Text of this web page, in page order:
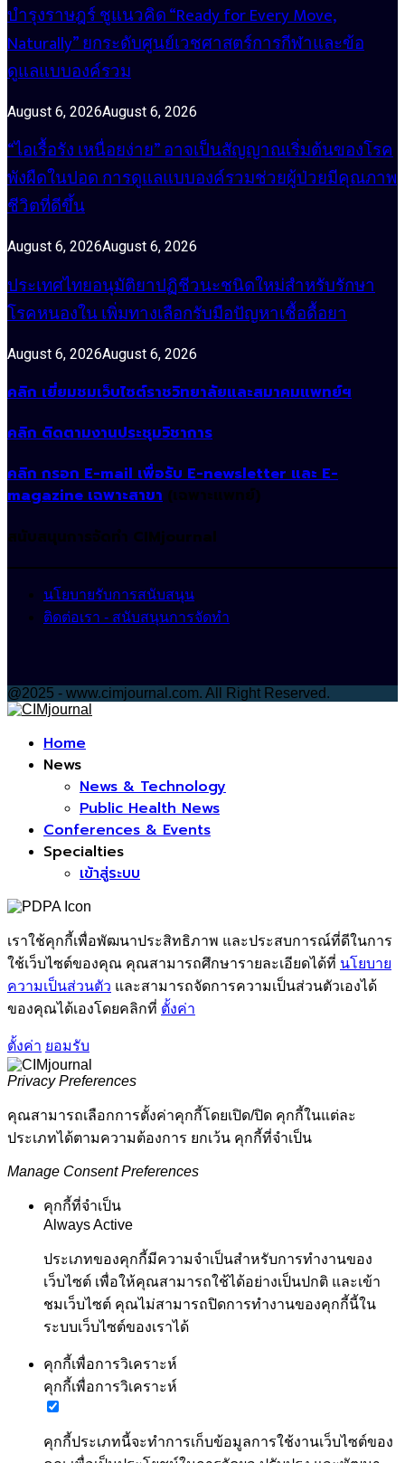
บำรุงราษฎร์ ชูแนวคิด “Ready for Every Move,
Naturally” ยกระดับศูนย์เวชศาสตร์การกีฬาและข้อ
ดูแลแบบองค์รวม
August 6, 2026August 6, 2026
“ไอเรื้อรัง เหนื่อยง่าย” อาจเป็นสัญญาณเริ่มต้นของโรค
พังผืดในปอด การดูแลแบบองค์รวมช่วยผู้ป่วยมีคุณภาพ
ชีวิตที่ดีขึ้น
August 6, 2026August 6, 2026
ประเทศไทยอนุมัติยาปฏิชีวนะชนิดใหม่สำหรับรักษา
โรคหนองใน เพิ่มทางเลือกรับมือปัญหาเชื้อดื้อยา
August 6, 2026August 6, 2026
คลิก เยี่ยมชมเว็บไซต์ราชวิทยาลัยและสมาคมแพทย์ฯ
คลิก ติดตามงานประชุมวิชาการ
คลิก กรอก E-mail เพื่อรับ E-newsletter และ E-
magazine เฉพาะสาขา (เฉพาะแพทย์)
สนับสนุนการจัดทำ CIMjournal
นโยบายรับการสนับสนุน
ติดต่อเรา - สนับสนุนการจัดทำ
@2025 - www.cimjournal.com. All Right Reserved.
Home
News
News & Technology
Public Health News
Conferences & Events
Specialties
เข้าสู่ระบบ
เราใช้คุกกี้เพื่อพัฒนาประสิทธิภาพ และประสบการณ์ที่ดีในการ
ใช้เว็บไซต์ของคุณ คุณสามารถศึกษารายละเอียดได้ที่ นโยบาย
ความเป็นส่วนตัว และสามารถจัดการความเป็นส่วนตัวเองได้
ของคุณได้เองโดยคลิกที่ ตั้งค่า
ตั้งค่า ยอมรับ
Privacy Preferences
คุณสามารถเลือกการตั้งค่าคุกกี้โดยเปิด/ปิด คุกกี้ในแต่ละ
ประเภทได้ตามความต้องการ ยกเว้น คุกกี้ที่จำเป็น
Manage Consent Preferences
คุกกี้ที่จำเป็น
Always Active
ประเภทของคุกกี้มีความจำเป็นสำหรับการทำงานของ
เว็บไซต์ เพื่อให้คุณสามารถใช้ได้อย่างเป็นปกติ และเข้า
ชมเว็บไซต์ คุณไม่สามารถปิดการทำงานของคุกกี้นี้ใน
ระบบเว็บไซต์ของเราได้
คุกกี้เพื่อการวิเคราะห์
คุกกี้เพื่อการวิเคราะห์
คุกกี้ประเภทนี้จะทำการเก็บข้อมูลการใช้งานเว็บไซต์ของ